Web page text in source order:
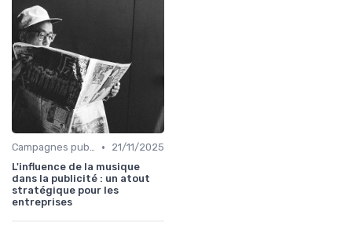
Campagnes publicitaires •
21/11/2025
L'influence de la musique
dans la publicité : un atout
stratégique pour les
entreprises